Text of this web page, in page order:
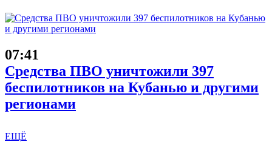
07:41
Средства ПВО уничтожили 397
беспилотников на Кубанью и другими
регионами
ЕЩЁ